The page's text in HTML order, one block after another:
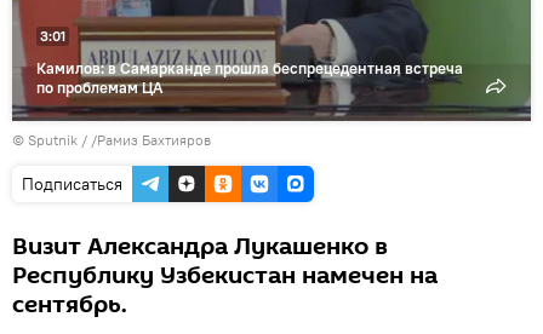
Камилов: в Самарканде прошла беспрецедентная встреча
по проблемам ЦА
3:01
© Sputnik / /Рамиз Бахтияров
Подписаться
Визит Александра Лукашенко в
Республику Узбекистан намечен на
сентябрь.